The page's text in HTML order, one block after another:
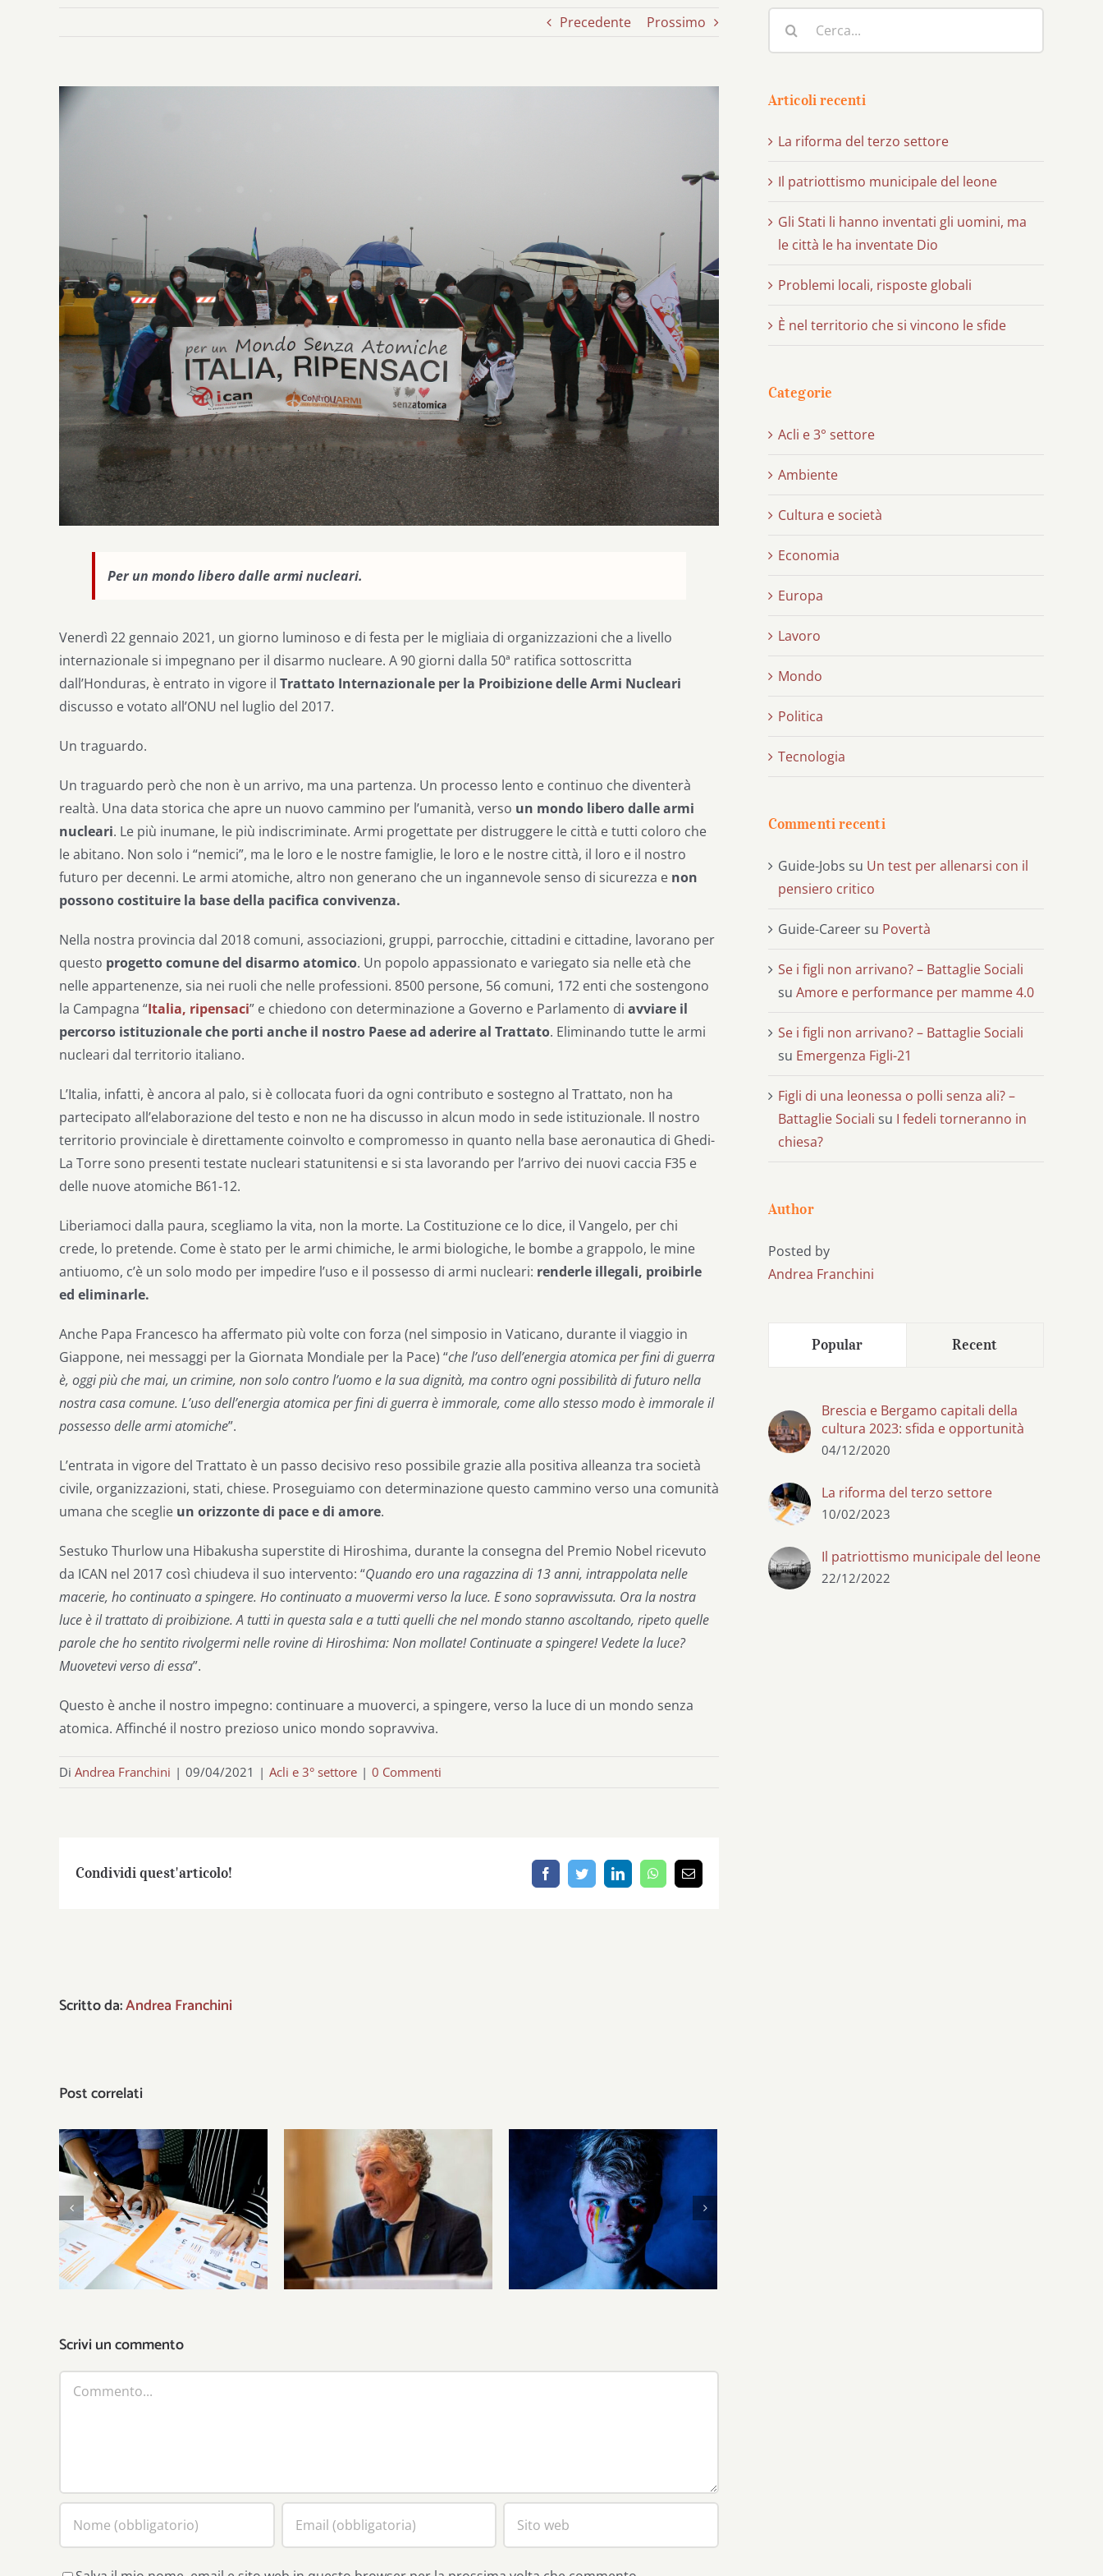
Precedente Prossimo
Ingrandisci
immagine
Per un mondo libero dalle armi nucleari.
Venerdì 22 gennaio 2021, un giorno luminoso e di festa per le migliaia di organizzazioni che a livello
internazionale si impegnano per il disarmo nucleare. A 90 giorni dalla 50ª ratifica sottoscritta
dall’Honduras, è entrato in vigore il Trattato Internazionale per la Proibizione delle Armi Nucleari
discusso e votato all’ONU nel luglio del 2017.
Un traguardo.
Un traguardo però che non è un arrivo, ma una partenza. Un processo lento e continuo che diventerà
realtà. Una data storica che apre un nuovo cammino per l’umanità, verso un mondo libero dalle armi
nucleari. Le più inumane, le più indiscriminate. Armi progettate per distruggere le città e tutti coloro che
le abitano. Non solo i “nemici”, ma le loro e le nostre famiglie, le loro e le nostre città, il loro e il nostro
futuro per decenni. Le armi atomiche, altro non generano che un ingannevole senso di sicurezza e non
possono costituire la base della pacifica convivenza.
Nella nostra provincia dal 2018 comuni, associazioni, gruppi, parrocchie, cittadini e cittadine, lavorano per
questo progetto comune del disarmo atomico. Un popolo appassionato e variegato sia nelle età che
nelle appartenenze, sia nei ruoli che nelle professioni. 8500 persone, 56 comuni, 172 enti che sostengono
la Campagna “Italia, ripensaci” e chiedono con determinazione a Governo e Parlamento di avviare il
percorso istituzionale che porti anche il nostro Paese ad aderire al Trattato. Eliminando tutte le armi
nucleari dal territorio italiano.
L’Italia, infatti, è ancora al palo, si è collocata fuori da ogni contributo e sostegno al Trattato, non ha
partecipato all’elaborazione del testo e non ne ha discusso in alcun modo in sede istituzionale. Il nostro
territorio provinciale è direttamente coinvolto e compromesso in quanto nella base aeronautica di Ghedi-
La Torre sono presenti testate nucleari statunitensi e si sta lavorando per l’arrivo dei nuovi caccia F35 e
delle nuove atomiche B61-12.
Liberiamoci dalla paura, scegliamo la vita, non la morte. La Costituzione ce lo dice, il Vangelo, per chi
crede, lo pretende. Come è stato per le armi chimiche, le armi biologiche, le bombe a grappolo, le mine
antiuomo, c’è un solo modo per impedire l’uso e il possesso di armi nucleari: renderle illegali, proibirle
ed eliminarle.
Anche Papa Francesco ha affermato più volte con forza (nel simposio in Vaticano, durante il viaggio in
Giappone, nei messaggi per la Giornata Mondiale per la Pace) “che l’uso dell’energia atomica per fini di guerra
è, oggi più che mai, un crimine, non solo contro l’uomo e la sua dignità, ma contro ogni possibilità di futuro nella
nostra casa comune. L’uso dell’energia atomica per fini di guerra è immorale, come allo stesso modo è immorale il
possesso delle armi atomiche”.
L’entrata in vigore del Trattato è un passo decisivo reso possibile grazie alla positiva alleanza tra società
civile, organizzazioni, stati, chiese. Proseguiamo con determinazione questo cammino verso una comunità
umana che sceglie un orizzonte di pace e di amore.
Sestuko Thurlow una Hibakusha superstite di Hiroshima, durante la consegna del Premio Nobel ricevuto
da ICAN nel 2017 così chiudeva il suo intervento: “Quando ero una ragazzina di 13 anni, intrappolata nelle
macerie, ho continuato a spingere. Ho continuato a muovermi verso la luce. E sono sopravvissuta. Ora la nostra
luce è il trattato di proibizione. A tutti in questa sala e a tutti quelli che nel mondo stanno ascoltando, ripeto quelle
parole che ho sentito rivolgermi nelle rovine di Hiroshima: Non mollate! Continuate a spingere! Vedete la luce?
Muovetevi verso di essa”.
Questo è anche il nostro impegno: continuare a muoverci, a spingere, verso la luce di un mondo senza
atomica. Affinché il nostro prezioso unico mondo sopravviva.
Di Andrea Franchini | 09/04/2021 | Acli e 3° settore | 0 Commenti
Condividi quest'articolo! FacebookTwitterLinkedInWhatsApp
Email
Scritto da:Andrea Franchini
Post correlati
La riforma del terzo
settore
Laburismo cattolico Dove è la società civile?
Scrivi un commento
per:
Articoli recenti
La riforma del terzo settore
Il patriottismo municipale del leone
Gli Stati li hanno inventati gli uomini, ma
le città le ha inventate Dio
Problemi locali, risposte globali
È nel territorio che si vincono le sfide
Categorie
Acli e 3° settore
Ambiente
Cultura e società
Economia
Europa
Lavoro
Mondo
Politica
Tecnologia
Commenti recenti
Guide-Jobs su Un test per allenarsi con il
pensiero critico
Guide-Career su Povertà
Se i figli non arrivano? – Battaglie Sociali
su Amore e performance per mamme 4.0
Se i figli non arrivano? – Battaglie Sociali
su Emergenza Figli-21
Figli di una leonessa o polli senza ali? –
Battaglie Sociali su I fedeli torneranno in
chiesa?
Author
Posted by
Andrea Franchini
Popular Recent
Brescia e Bergamo capitali della
cultura 2023: sfida e opportunità
04/12/2020
La riforma del terzo settore
10/02/2023
Il patriottismo municipale del leone
22/12/2022